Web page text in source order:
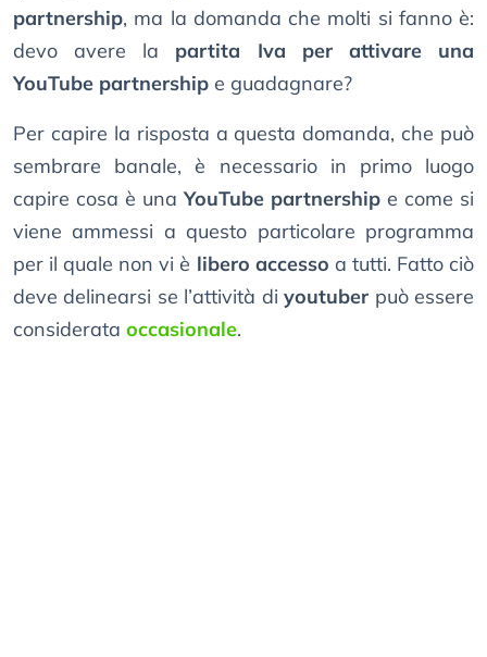
partnership, ma la domanda che molti si fanno è:
devo avere la partita Iva per attivare una
YouTube partnership e guadagnare?
Per capire la risposta a questa domanda, che può
sembrare banale, è necessario in primo luogo
capire cosa è unaYouTube partnership e come si
viene ammessi a questo particolare programma
per il quale non vi è libero accesso a tutti. Fatto ciò
deve delinearsi se l’attività diyoutuber può essere
considerata occasionale.